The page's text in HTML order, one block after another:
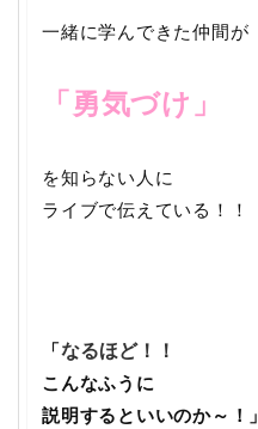
一緒に学んできた仲間が
「勇気づけ」
を知らない人に
ライブで伝えている！！
「なるほど！！
こんなふうに
説明するといいのか～！」